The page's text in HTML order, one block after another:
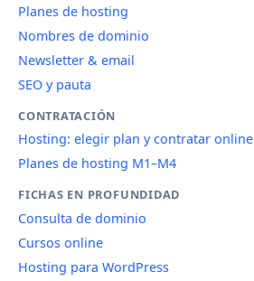
Planes de hosting
Nombres de dominio
Newsletter & email
SEO y pauta
CONTRATACIÓN
Hosting: elegir plan y contratar online
Planes de hosting M1–M4
FICHAS EN PROFUNDIDAD
Consulta de dominio
Cursos online
Hosting para WordPress